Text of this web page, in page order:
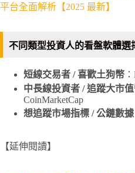
平台全面解析【2025 最新】
不同類型投資人的看盤軟體選
短線交易者 / 喜歡土狗幣
中長線投資者 / 追蹤大市
CoinMarketCap
想追蹤市場指標 / 公鏈數據
【延伸閱讀】